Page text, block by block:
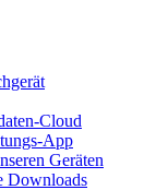
Cloud
App
Geräten
Downloads